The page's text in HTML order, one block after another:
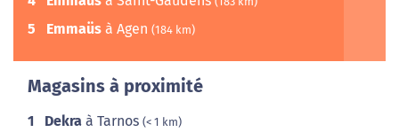
5 Emmaüs à Agen (184 km)
Magasins à proximité
1 Dekra à Tarnos (< 1 km)